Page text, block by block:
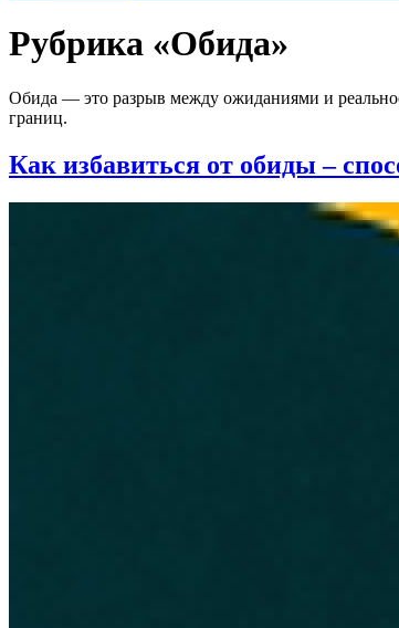
Рубрика «Обида»
Обида — это разрыв между ожиданиями и
границ.
Как избавиться от обиды –